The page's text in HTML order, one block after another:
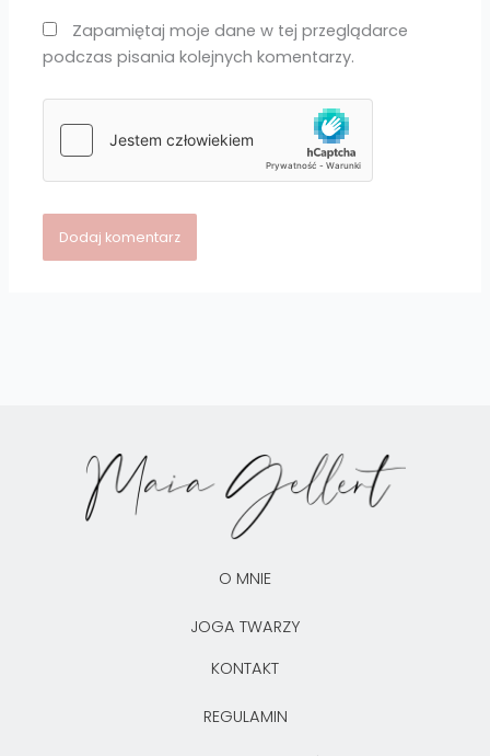
Zapamiętaj moje dane w tej przeglądarce
podczas pisania kolejnych komentarzy.
O MNIE
JOGA TWARZY
KONTAKT
REGULAMIN